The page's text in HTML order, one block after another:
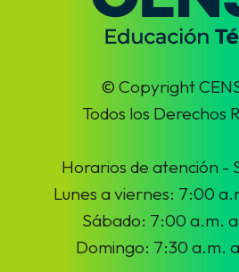
© Copyright
Todos los Derechos
Horarios de atención -
Lunes a viernes: 7:00
Sábado: 7:00 a.m.
Domingo: 7:30 a.m.